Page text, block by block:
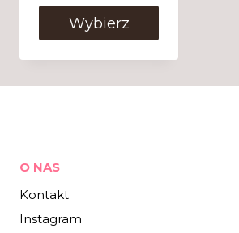
Wybierz
O NAS
Kontakt
Instagram